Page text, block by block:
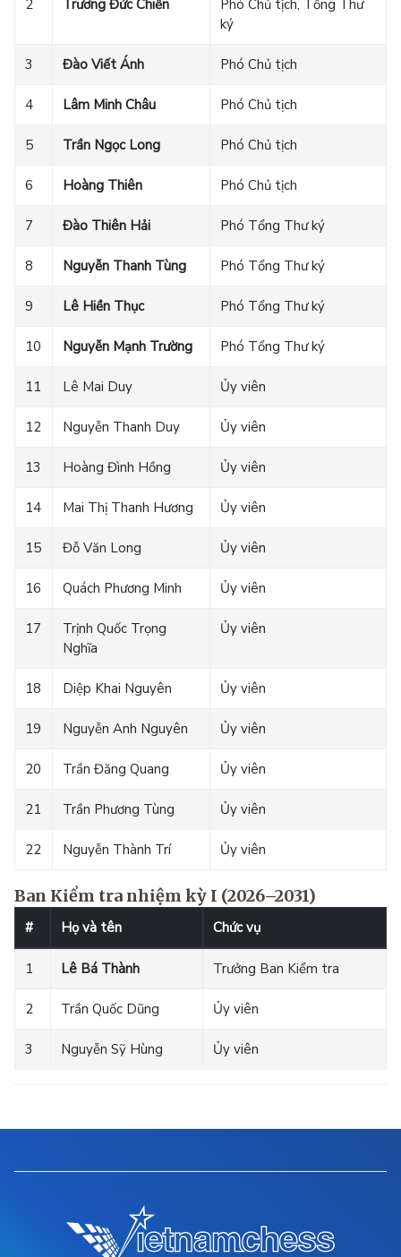
2 Trương Đức Chiến
Phó Chủ tịch, Tổng Thư
ký
3 Đào Viết Ánh Phó Chủ tịch
4 Lâm Minh Châu Phó Chủ tịch
5 Trần Ngọc Long Phó Chủ tịch
6 Hoàng Thiên Phó Chủ tịch
7 Đào Thiên Hải Phó Tổng Thư ký
8 Nguyễn Thanh Tùng Phó Tổng Thư ký
9 Lê Hiền Thục Phó Tổng Thư ký
10 Nguyễn Mạnh Trường Phó Tổng Thư ký
11 Lê Mai Duy Ủy viên
12 Nguyễn Thanh Duy Ủy viên
13 Hoàng Đình Hồng Ủy viên
14 Mai Thị Thanh Hương Ủy viên
15 Đỗ Văn Long Ủy viên
16 Quách Phương Minh Ủy viên
17
Trịnh Quốc Trọng
Nghĩa
Ủy viên
18 Diệp Khai Nguyên Ủy viên
19 Nguyễn Anh Nguyên Ủy viên
20 Trần Đăng Quang Ủy viên
21 Trần Phương Tùng Ủy viên
22 Nguyễn Thành Trí Ủy viên
Ban Kiểm tra nhiệm kỳ I (2026–2031)
# Họ và tên Chức vụ
1 Lê Bá Thành Trưởng Ban Kiểm tra
2 Trần Quốc Dũng Ủy viên
3 Nguyễn Sỹ Hùng Ủy viên